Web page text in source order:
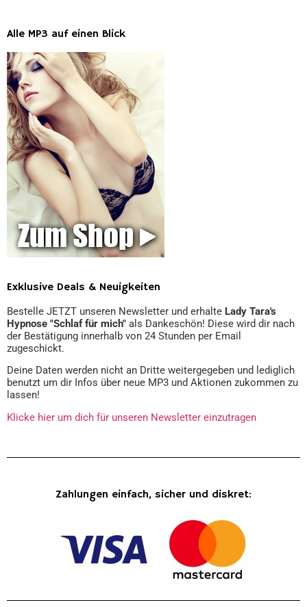
Alle MP3 auf einen Blick
Exklusive Deals & Neuigkeiten
Bestelle JETZT unseren Newsletter und erhalte Lady Tara's
Hypnose "Schlaf für mich" als Dankeschön! Diese wird dir nach
der Bestätigung innerhalb von 24 Stunden per Email
zugeschickt.
Deine Daten werden nicht an Dritte weitergegeben und lediglich
benutzt um dir Infos über neue MP3 und Aktionen zukommen zu
lassen!
Klicke hier um dich für unseren Newsletter einzutragen
Zahlungen einfach, sicher und diskret: